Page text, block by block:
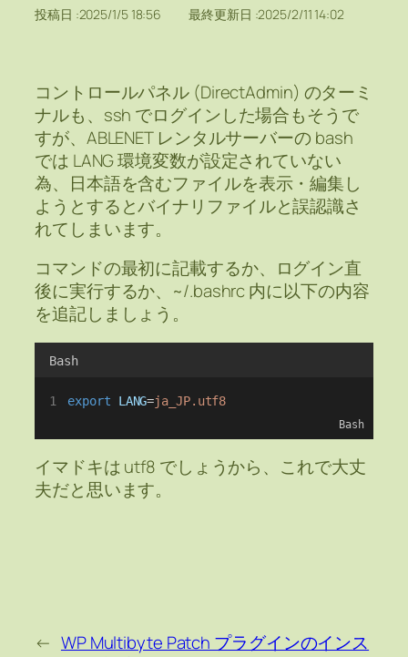
投稿日 :2025/1/5 18:56 最終更新日 :2025/2/11 14:02
コントロールパネル (DirectAdmin) のターミ
ナルも、ssh でログインした場合もそうで
すが、ABLENET レンタルサーバーの bash
では LANG 環境変数が設定されていない
為、日本語を含むファイルを表示・編集し
ようとするとバイナリファイルと誤認識さ
れてしまいます。
コマンドの最初に記載するか、ログイン直
後に実行するか、~/.bashrc 内に以下の内容
を追記しましょう。
Bash
export LANG=ja_JP.utf8
Bash
イマドキは utf8 でしょうから、これで大丈
夫だと思います。
← WP Multibyte Patch プラグインのインス